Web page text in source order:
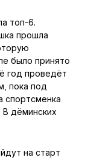
топ-6.
прошла
было принято
год проведёт
пока под
спортсменка
дёминских
на старт